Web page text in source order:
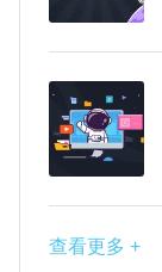
查看更多 +